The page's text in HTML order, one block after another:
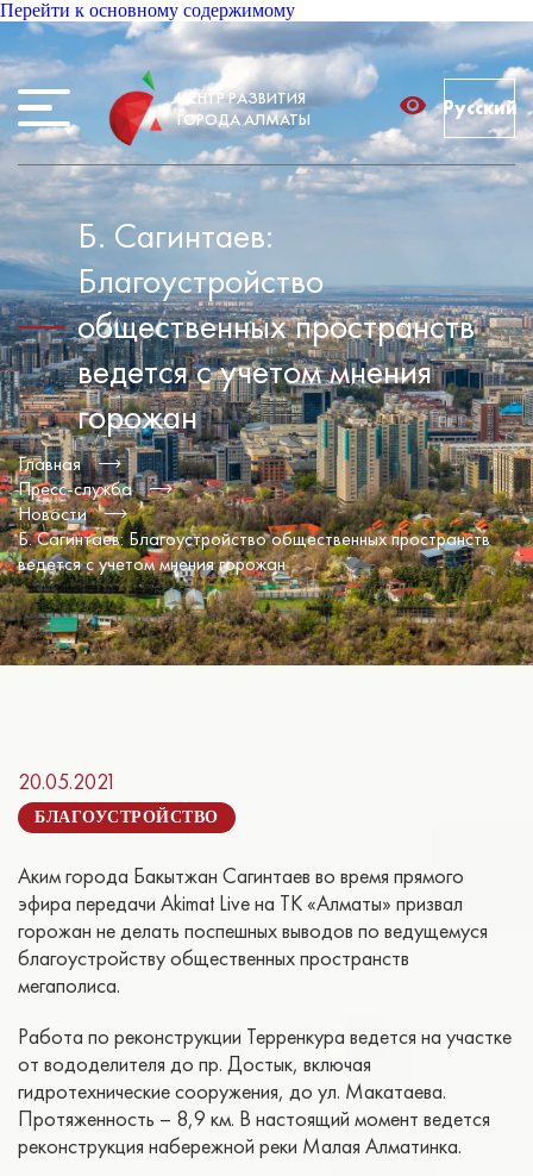
Перейти к основному содержимому
ЦЕНТР РАЗВИТИЯ
ГОРОДА АЛМАТЫ
Русский
Б. Сагинтаев:
Благоустройство
общественных пространств
ведется с учетом мнения
горожан
Главная
Пресс-служба
Новости
Б. Сагинтаев: Благоустройство общественных пространств
ведется с учетом мнения горожан
20.05.2021
БЛАГОУСТРОЙСТВО
Аким города Бакытжан Сагинтаев во время прямого
эфира передачи Akimat Live на ТК «Алматы» призвал
горожан не делать поспешных выводов по ведущемуся
благоустройству общественных пространств
мегаполиса.
Работа по реконструкции Терренкура ведется на участке
от вододелителя до пр. Достык, включая
гидротехнические сооружения, до ул. Макатаева.
Протяженность – 8,9 км. В настоящий момент ведется
реконструкция набережной реки Малая Алматинка.